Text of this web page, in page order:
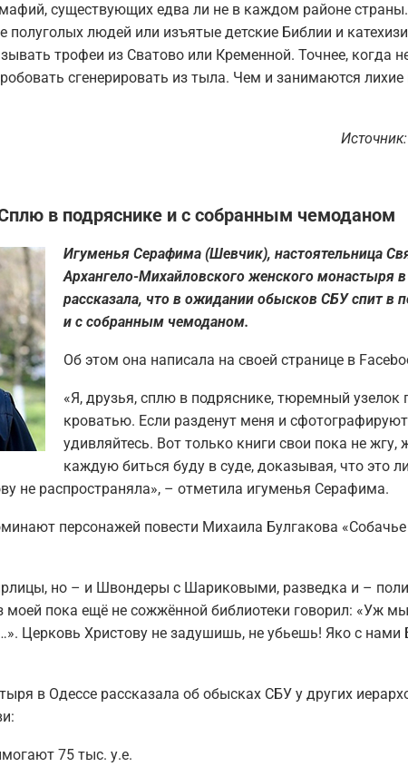
существующих едва ли не в каждом районе страны.
полуголых людей или изъятые детские Библии и
трофеи из Сватово или Кременной. Точнее, когда
сгенерировать из тыла. Чем и занимаются
Источник:
в подряснике и с собранным чемоданом
Игуменья Серафима (Шевчик), настоятельница
Архангело-Михайловского женского монастыря
рассказала, что в ожидании обысков СБУ спит в
и с собранным чемоданом.
Об этом она написала на своей странице в
«Я, друзья, сплю в подряснике, тюремный узелок
кроватью. Если разденут меня и
удивляйтесь. Вот только книги свои пока не жгу,
каждую биться буду в суде, доказывая, что это
не распространяла», – отметила игуменья Серафима.
персонажей повести Михаила Булгакова «Собачье
но – и Швондеры с Шариковыми, разведка и –
моей пока ещё не сожжённой библиотеки говорил: «Уж
Церковь Христову не задушишь, не убьешь! Яко с нами
в Одессе рассказала об обысках СБУ у других
75 тыс. у.е.